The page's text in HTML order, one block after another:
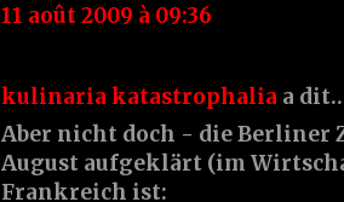
11 août 2009 à 09:36
kulinaria katastrophalia a
Aber nicht doch - die Berliner
August aufgeklärt (im
Frankreich ist: